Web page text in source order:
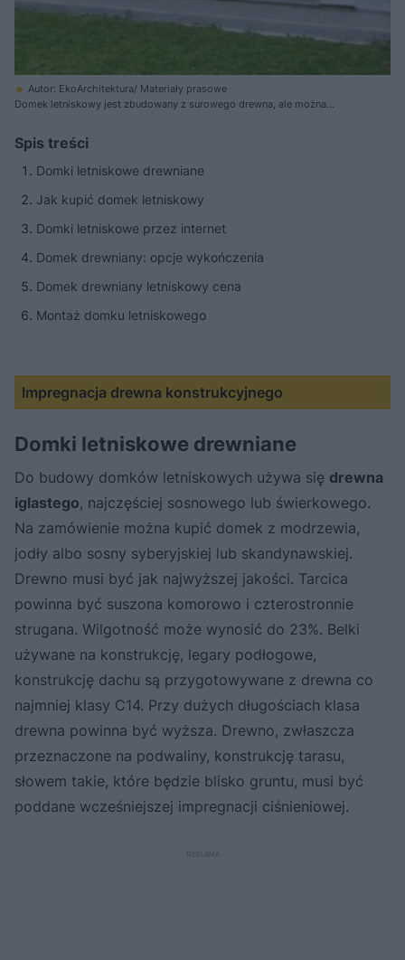
Autor: EkoArchitektura/ Materiały prasowe
Domek letniskowy jest zbudowany z surowego drewna, ale można
drewna
Spis treści
Domki letniskowe drewniane
Jak kupić domek letniskowy
Domki letniskowe przez internet
Domek drewniany: opcje wykończenia
Domek drewniany letniskowy cena
Montaż domku letniskowego
Impregnacja drewna konstrukcyjnego
Domki letniskowe drewniane
Do budowy domków letniskowych używa się drewna
iglastego, najczęściej sosnowego lub świerkowego.
Na zamówienie można kupić domek z modrzewia,
jodły albo sosny syberyjskiej lub skandynawskiej.
Drewno musi być jak najwyższej jakości. Tarcica
powinna być suszona komorowo i czterostronnie
strugana. Wilgotność może wynosić do 23%. Belki
używane na konstrukcję, legary podłogowe,
konstrukcję dachu są przygotowywane z drewna co
najmniej klasy C14. Przy dużych długościach klasa
drewna powinna być wyższa. Drewno, zwłaszcza
przeznaczone na podwaliny, konstrukcję tarasu,
słowem takie, które będzie blisko gruntu, musi być
poddane wcześniejszej impregnacji ciśnieniowej.